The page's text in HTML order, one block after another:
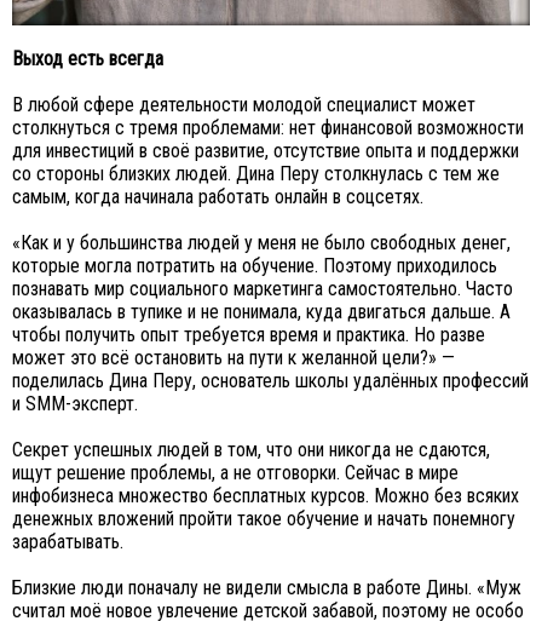
Выход есть всегда
В любой сфере деятельности молодой специалист может
столкнуться с тремя проблемами: нет финансовой возможности
для инвестиций в своё развитие, отсутствие опыта и поддержки
со стороны близких людей. Дина Перу столкнулась с тем же
самым, когда начинала работать онлайн в соцсетях.
«Как и у большинства людей у меня не было свободных денег,
которые могла потратить на обучение. Поэтому приходилось
познавать мир социального маркетинга самостоятельно. Часто
оказывалась в тупике и не понимала, куда двигаться дальше. А
чтобы получить опыт требуется время и практика. Но разве
может это всё остановить на пути к желанной цели?» —
поделилась Дина Перу, основатель школы удалённых профессий
и SMM-эксперт.
Секрет успешных людей в том, что они никогда не сдаются,
ищут решение проблемы, а не отговорки. Сейчас в мире
инфобизнеса множество бесплатных курсов. Можно без всяких
денежных вложений пройти такое обучение и начать понемногу
зарабатывать.
Близкие люди поначалу не видели смысла в работе Дины. «Муж
считал моё новое увлечение детской забавой, поэтому не особо